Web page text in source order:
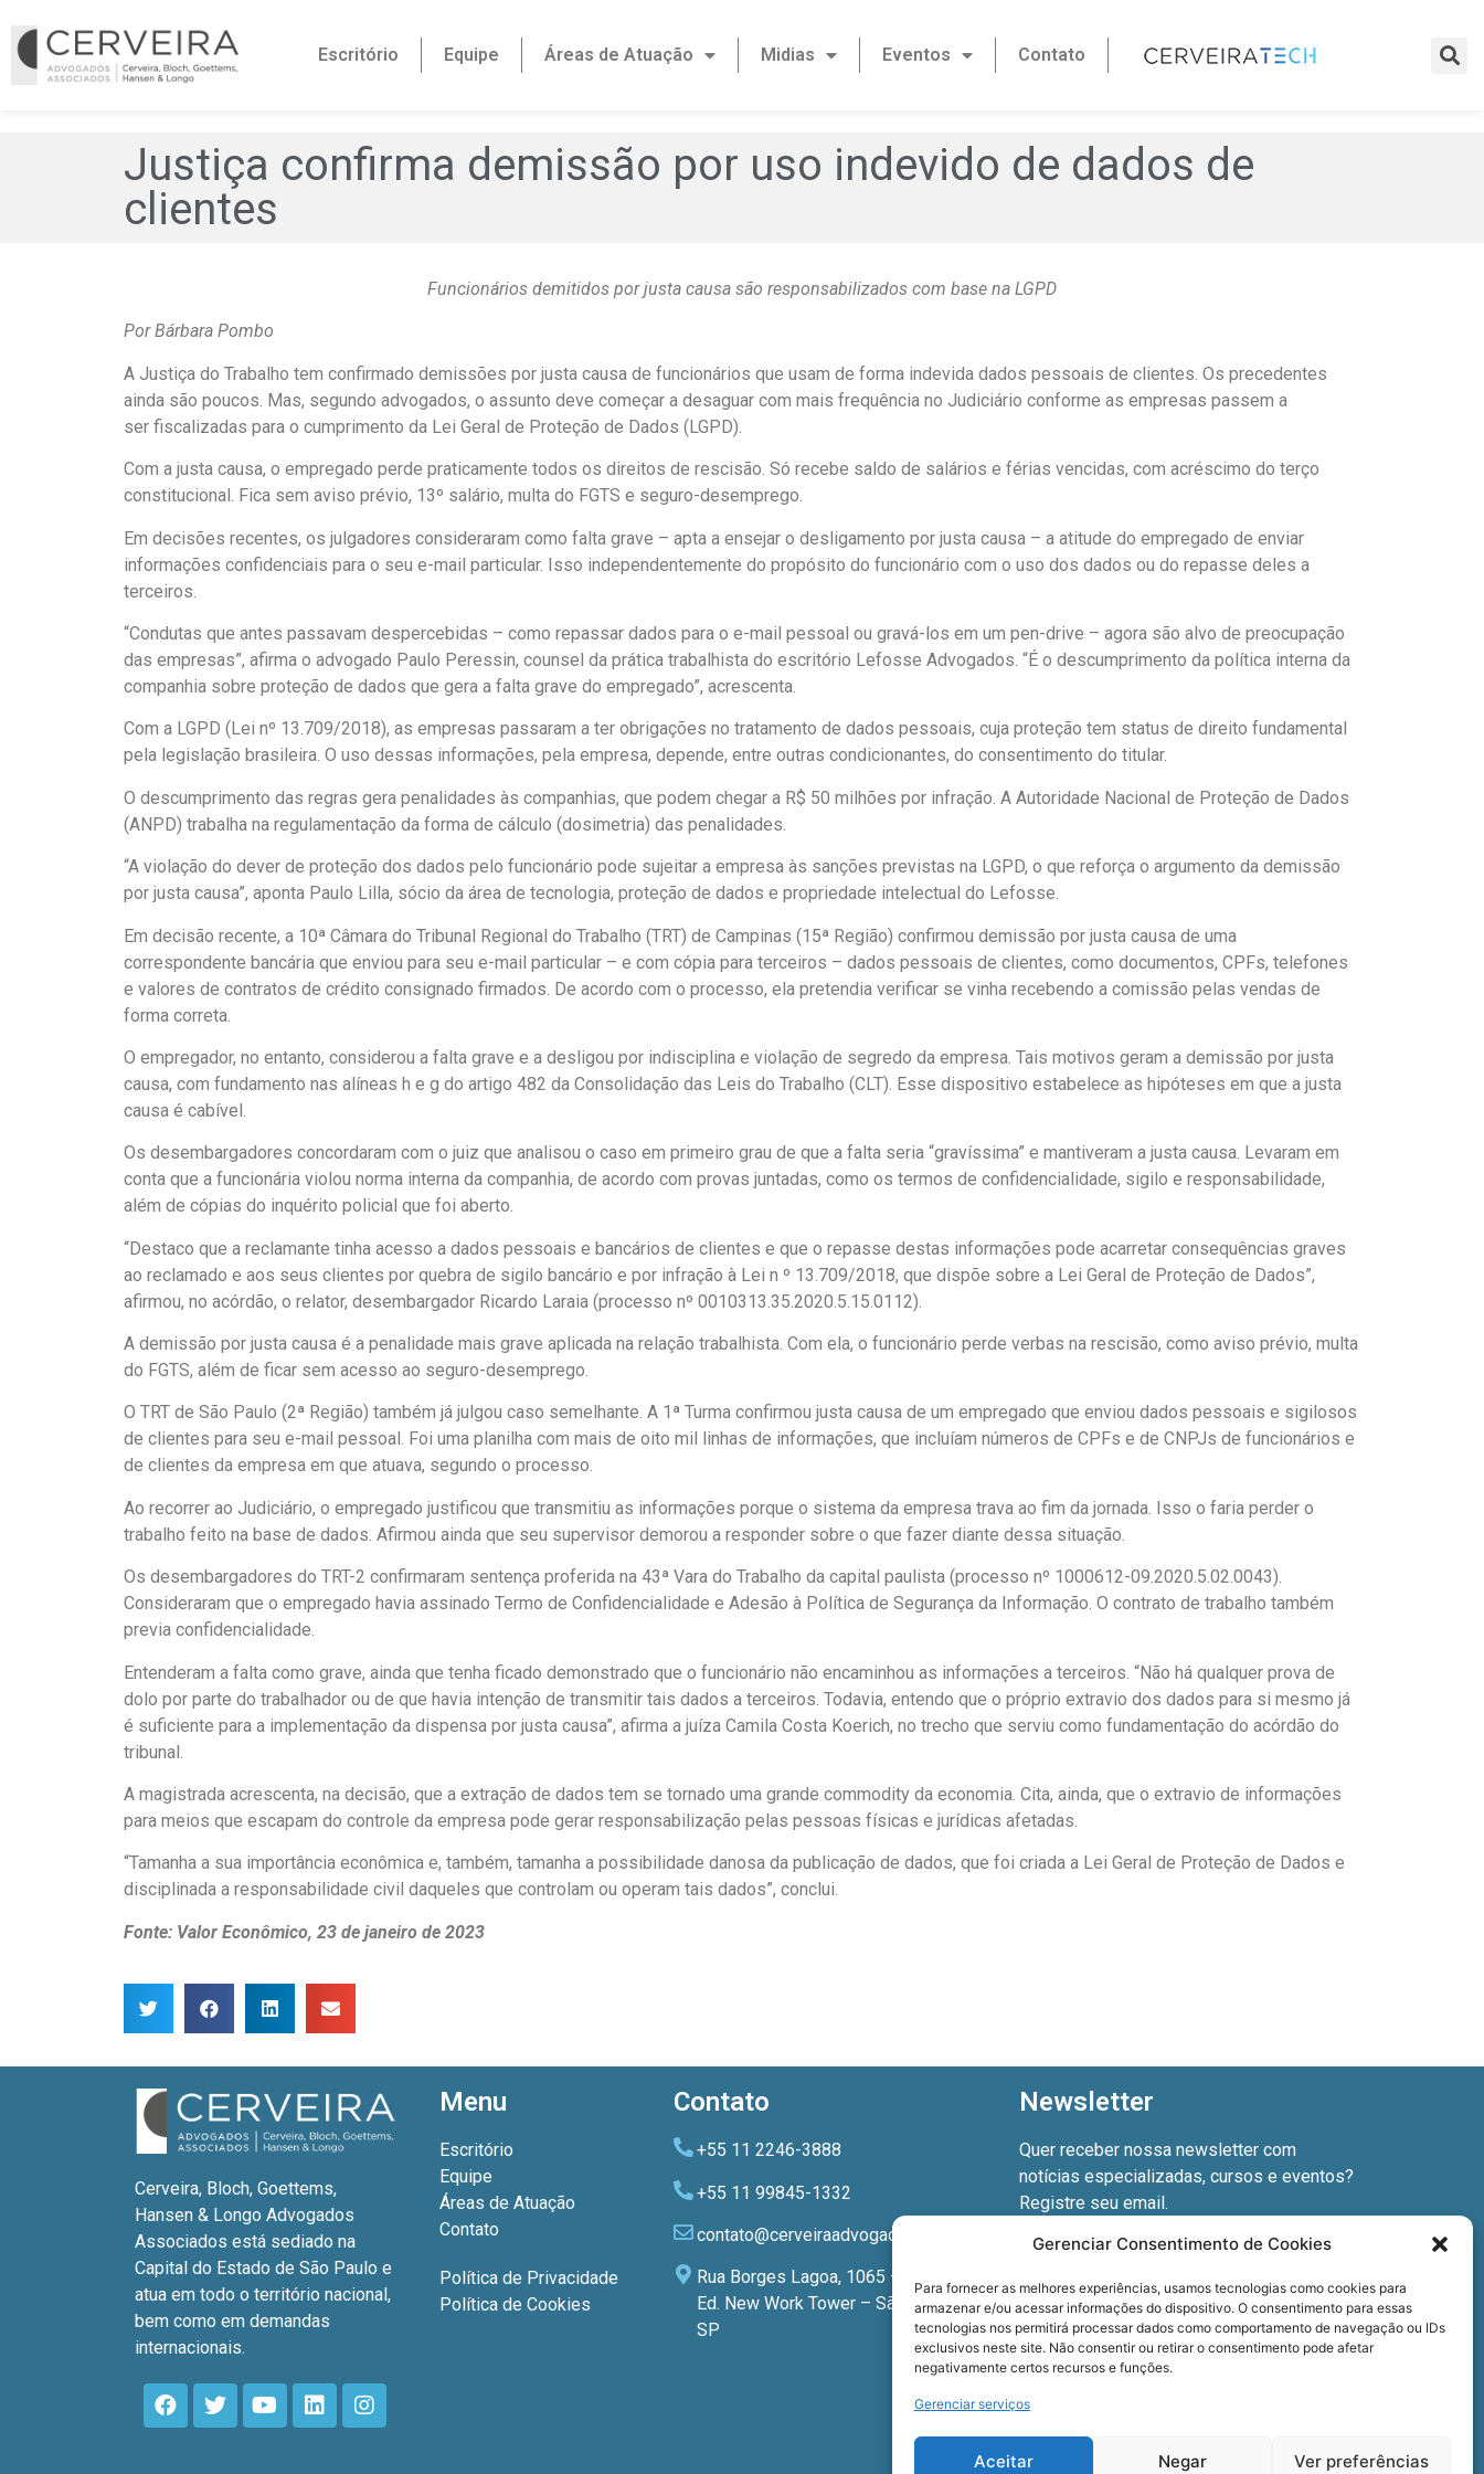
Gerenciar Consentimento de Cookies
Para fornecer as melhores experiências, usamos tecnologias como cookies para
armazenar e/ou acessar informações do dispositivo. O consentimento para essas
tecnologias nos permitirá processar dados como comportamento de navegação ou IDs
exclusivos neste site. Não consentir ou retirar o consentimento pode afetar
negativamente certos recursos e funções.
Gerenciar serviços
Aceitar Negar Ver preferências
Escritório Equipe Áreas de Atuação Midias Eventos Contato
Justiça confirma demissão por uso indevido de dados de
clientes
Funcionários demitidos por justa causa são responsabilizados com base na LGPD
Por Bárbara Pombo
A Justiça do Trabalho tem confirmado demissões por justa causa de funcionários que usam de forma indevida dados pessoais de clientes. Os precedentes
ainda são poucos. Mas, segundo advogados, o assunto deve começar a desaguar com mais frequência no Judiciário conforme as empresas passem a
ser fiscalizadas para o cumprimento da Lei Geral de Proteção de Dados (LGPD).
Com a justa causa, o empregado perde praticamente todos os direitos de rescisão. Só recebe saldo de salários e férias vencidas, com acréscimo do terço
constitucional. Fica sem aviso prévio, 13º salário, multa do FGTS e seguro-desemprego.
Em decisões recentes, os julgadores consideraram como falta grave – apta a ensejar o desligamento por justa causa – a atitude do empregado de enviar
informações confidenciais para o seu e-mail particular. Isso independentemente do propósito do funcionário com o uso dos dados ou do repasse deles a
terceiros.
“Condutas que antes passavam despercebidas – como repassar dados para o e-mail pessoal ou gravá-los em um pen-drive – agora são alvo de preocupação
das empresas”, afirma o advogado Paulo Peressin, counsel da prática trabalhista do escritório Lefosse Advogados. “É o descumprimento da política interna da
companhia sobre proteção de dados que gera a falta grave do empregado”, acrescenta.
Com a LGPD (Lei nº 13.709/2018), as empresas passaram a ter obrigações no tratamento de dados pessoais, cuja proteção tem status de direito fundamental
pela legislação brasileira. O uso dessas informações, pela empresa, depende, entre outras condicionantes, do consentimento do titular.
O descumprimento das regras gera penalidades às companhias, que podem chegar a R$ 50 milhões por infração. A Autoridade Nacional de Proteção de Dados
(ANPD) trabalha na regulamentação da forma de cálculo (dosimetria) das penalidades.
“A violação do dever de proteção dos dados pelo funcionário pode sujeitar a empresa às sanções previstas na LGPD, o que reforça o argumento da demissão
por justa causa”, aponta Paulo Lilla, sócio da área de tecnologia, proteção de dados e propriedade intelectual do Lefosse.
Em decisão recente, a 10ª Câmara do Tribunal Regional do Trabalho (TRT) de Campinas (15ª Região) confirmou demissão por justa causa de uma
correspondente bancária que enviou para seu e-mail particular – e com cópia para terceiros – dados pessoais de clientes, como documentos, CPFs, telefones
e valores de contratos de crédito consignado firmados. De acordo com o processo, ela pretendia verificar se vinha recebendo a comissão pelas vendas de
forma correta.
O empregador, no entanto, considerou a falta grave e a desligou por indisciplina e violação de segredo da empresa. Tais motivos geram a demissão por justa
causa, com fundamento nas alíneas h e g do artigo 482 da Consolidação das Leis do Trabalho (CLT). Esse dispositivo estabelece as hipóteses em que a justa
causa é cabível.
Os desembargadores concordaram com o juiz que analisou o caso em primeiro grau de que a falta seria “gravíssima” e mantiveram a justa causa. Levaram em
conta que a funcionária violou norma interna da companhia, de acordo com provas juntadas, como os termos de confidencialidade, sigilo e responsabilidade,
além de cópias do inquérito policial que foi aberto.
“Destaco que a reclamante tinha acesso a dados pessoais e bancários de clientes e que o repasse destas informações pode acarretar consequências graves
ao reclamado e aos seus clientes por quebra de sigilo bancário e por infração à Lei n º 13.709/2018, que dispõe sobre a Lei Geral de Proteção de Dados”,
afirmou, no acórdão, o relator, desembargador Ricardo Laraia (processo nº 0010313.35.2020.5.15.0112).
A demissão por justa causa é a penalidade mais grave aplicada na relação trabalhista. Com ela, o funcionário perde verbas na rescisão, como aviso prévio, multa
do FGTS, além de ficar sem acesso ao seguro-desemprego.
O TRT de São Paulo (2ª Região) também já julgou caso semelhante. A 1ª Turma confirmou justa causa de um empregado que enviou dados pessoais e sigilosos
de clientes para seu e-mail pessoal. Foi uma planilha com mais de oito mil linhas de informações, que incluíam números de CPFs e de CNPJs de funcionários e
de clientes da empresa em que atuava, segundo o processo.
Ao recorrer ao Judiciário, o empregado justificou que transmitiu as informações porque o sistema da empresa trava ao fim da jornada. Isso o faria perder o
trabalho feito na base de dados. Afirmou ainda que seu supervisor demorou a responder sobre o que fazer diante dessa situação.
Os desembargadores do TRT-2 confirmaram sentença proferida na 43ª Vara do Trabalho da capital paulista (processo nº 1000612-09.2020.5.02.0043).
Consideraram que o empregado havia assinado Termo de Confidencialidade e Adesão à Política de Segurança da Informação. O contrato de trabalho também
previa confidencialidade.
Entenderam a falta como grave, ainda que tenha ficado demonstrado que o funcionário não encaminhou as informações a terceiros. “Não há qualquer prova de
dolo por parte do trabalhador ou de que havia intenção de transmitir tais dados a terceiros. Todavia, entendo que o próprio extravio dos dados para si mesmo já
é suficiente para a implementação da dispensa por justa causa”, afirma a juíza Camila Costa Koerich, no trecho que serviu como fundamentação do acórdão do
tribunal.
A magistrada acrescenta, na decisão, que a extração de dados tem se tornado uma grande commodity da economia. Cita, ainda, que o extravio de informações
para meios que escapam do controle da empresa pode gerar responsabilização pelas pessoas físicas e jurídicas afetadas.
“Tamanha a sua importância econômica e, também, tamanha a possibilidade danosa da publicação de dados, que foi criada a Lei Geral de Proteção de Dados e
disciplinada a responsabilidade civil daqueles que controlam ou operam tais dados”, conclui.
Fonte: Valor Econômico, 23 de janeiro de 2023
Cerveira, Bloch, Goettems,
Hansen & Longo Advogados
Associados está sediado na
Capital do Estado de São Paulo e
atua em todo o território nacional,
bem como em demandas
internacionais.
Menu
Escritório
Equipe
Áreas de Atuação
Contato
Política de Privacidade
Política de Cookies
Contato
+55 11 2246-3888
+55 11 99845-1332
contato@cerveiraadvogados.com.br
Rua Borges Lagoa, 1065 – 3º andar
Ed. New Work Tower – São Paulo –
SP
Newsletter
Quer receber nossa newsletter com
notícias especializadas, cursos e eventos?
Registre seu email.
Termos de usoe aPolítica de privacidade